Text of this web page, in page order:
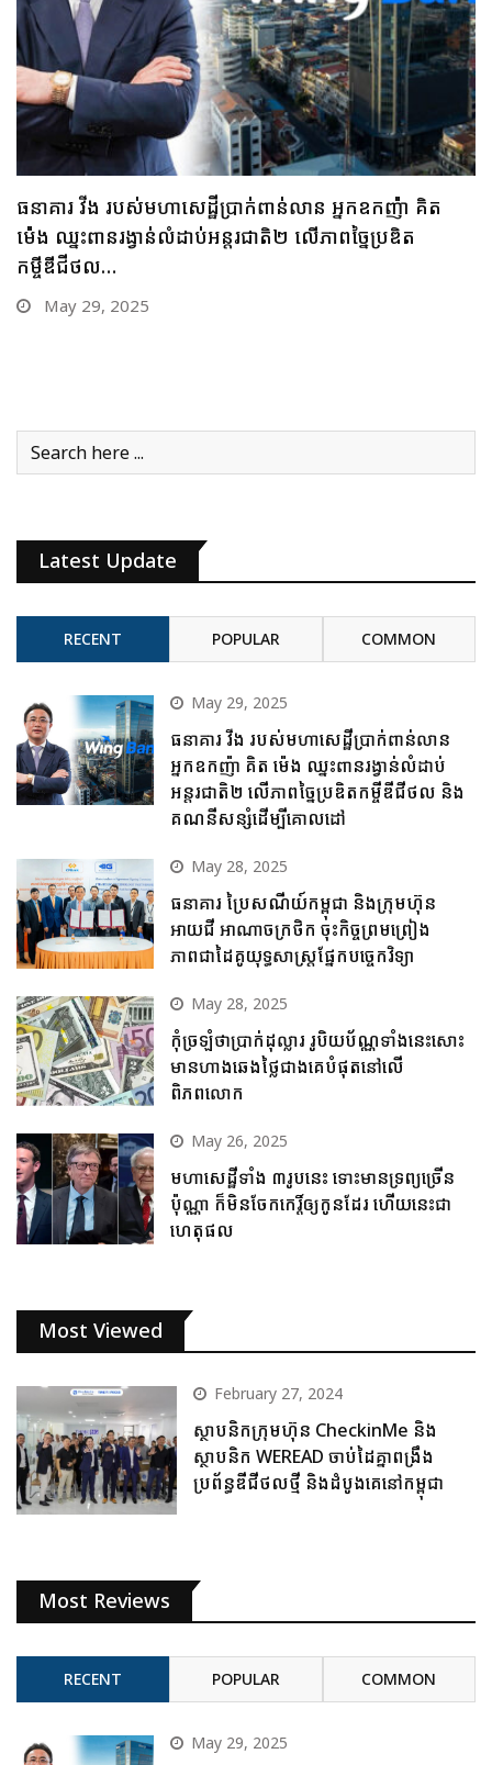
ធនាគារ ប្រៃសណីយ៍កម្ពុជា និងក្រុមហ៊ុន អាយជី អាណា
ចក្រថិក ចុះកិច្ចព្រមព្រៀងភាពជាដៃគូយុទ្ធសាស្ត្រផ្នែកបច្ចេកវិទ្យា
May 28, 2025
Latest Update
RECENT POPULAR COMMON
May 29, 2025
ធនាគារ វីង របស់មហាសេដ្ឋីប្រាក់ពាន់លាន
អ្នកឧកញ៉ា គិត ម៉េង ឈ្នះពានរង្វាន់លំដាប់
អន្តរជាតិ២ លើភាពច្នៃប្រឌិតកម្ចីឌីជីថល និង
គណនីសន្សំដើម្បីគោលដៅ
May 28, 2025
ធនាគារ ប្រៃសណីយ៍កម្ពុជា និងក្រុមហ៊ុន
អាយជី អាណាចក្រថិក ចុះកិច្ចព្រមព្រៀង
ភាពជាដៃគូយុទ្ធសាស្ត្រផ្នែកបច្ចេកវិទ្យា
May 28, 2025
កុំច្រឡំថាប្រាក់ដុល្លារ រូបិយប័ណ្ណទាំងនេះសោះ
មានហាងឆេងថ្លៃជាងគេបំផុតនៅលើ
ពិភពលោក
May 26, 2025
មហាសេដ្ឋីទាំង ៣រូបនេះ ទោះមានទ្រព្យច្រើន
ប៉ុណ្ណា ក៏មិនចែកកេរ្តិ៍ឲ្យកូនដែរ ហើយនេះជា
ហេតុផល
Most Viewed
February 27, 2024
ស្ថាបនិកក្រុមហ៊ុន CheckinMe និង
ស្ថាបនិក WEREAD ចាប់ដៃគ្នាពង្រឹង
ប្រព័ន្ធឌីជីថលថ្មី និងដំបូងគេនៅកម្ពុជា
Most Reviews
RECENT POPULAR COMMON
May 29, 2025